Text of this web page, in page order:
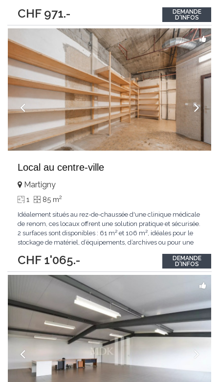
CHF 971.-
Situated in a well-maintained building with lift access, this office
ensures seamless mobility...
DEMANDE
D'INFOS
Local au centre-ville
CHF 1'065.-
Martigny
1 85 m2
Idéalement situés au rez-de-chaussée d'une clinique médicale
de renom, ces locaux offrent une solution pratique et sécurisée.
2 surfaces sont disponibles : 61 m² et 106 m², idéales pour le
stockage de matériel, d’équipements, d’archives ou pour une
stratégique : à deux pas de Vigimed, à 5 minutes à pied de la...
DEMANDE
D'INFOS